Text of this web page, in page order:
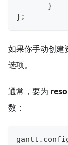
}
} ;
如果你手动创建
选项。
通常，要为
数：
gantt .